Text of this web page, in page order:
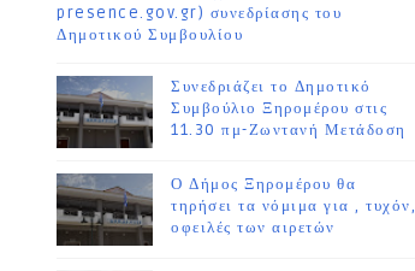
presence.gov.gr) συνεδρίασης του
Δημοτικού Συμβουλίου
Συνεδριάζει το Δημοτικό
Συμβούλιο Ξηρομέρου στις
11.30 πμ-Ζωντανή Μετάδοση
Ο Δήμος Ξηρομέρου θα
τηρήσει τα νόμιμα για , τυχόν,
οφειλές των αιρετών